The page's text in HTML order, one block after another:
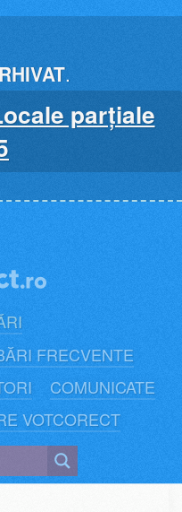
.
parțiale
FRECVENTE
COMUNICATE
VOTCORECT